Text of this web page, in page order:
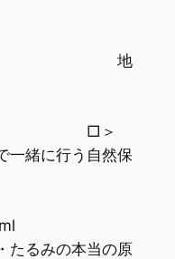
境募金 地
＞
緒に行う自然保
るみの本当の原